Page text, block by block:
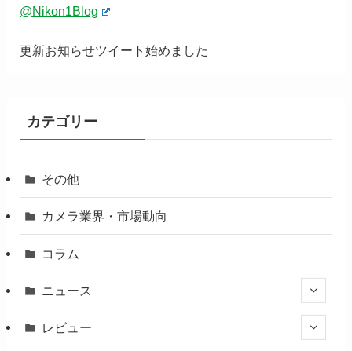
@Nikon1Blog
更新お知らせツイート始めました
カテゴリー
その他
カメラ業界・市場動向
コラム
ニュース
レビュー